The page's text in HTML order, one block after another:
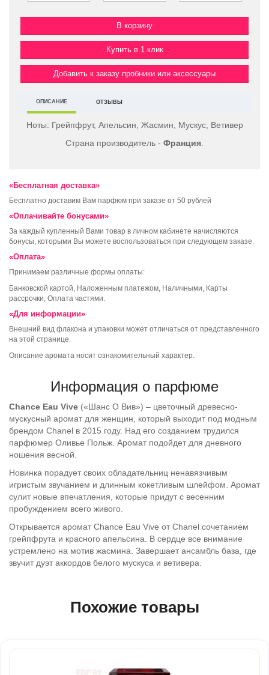
Купить в 1 клик
Добавить к заказу пробники или аксессуары
ОПИСАНИЕ ОТЗЫВЫ
Ноты: Грейпфрут, Апельсин, Жасмин, Мускус, Ветивер
Страна производитель - Франция.
«Бесплатная доставка»
Бесплатно доставим Вам парфюм при заказе от 50 рублей
«Оплачивайте бонусами»
За каждый купленный Вами товар в личном кабинете начисляются
бонусы, которыми Вы можете воспользоваться при следующем заказе.
«Оплата»
Принимаем различные формы оплаты:
Банковской картой, Наложенным платежом, Наличными, Карты
рассрочки, Оплата частями.
«Для информации»
Внешний вид флакона и упаковки может отличаться от представленного
на этой странице.
Описание аромата носит ознакомительный характер.
Информация о парфюме
Chance Eau Vive («Шанс О Вив») – цветочный древесно-
мускусный аромат для женщин, который выходит под модным
брендом Chanel в 2015 году. Над его созданием трудился
парфюмер Оливье Польж. Аромат подойдет для дневного
ношения весной.
Новинка порадует своих обладательниц ненавязчивым
игристым звучанием и длинным кокетливым шлейфом. Аромат
сулит новые впечатления, которые придут с весенним
пробуждением всего живого.
Открывается аромат Chance Eau Vive от Chanel сочетанием
грейпфрута и красного апельсина. В сердце все внимание
устремлено на мотив жасмина. Завершает ансамбль база, где
звучит дуэт аккордов белого мускуса и ветивера.
Похожие товары